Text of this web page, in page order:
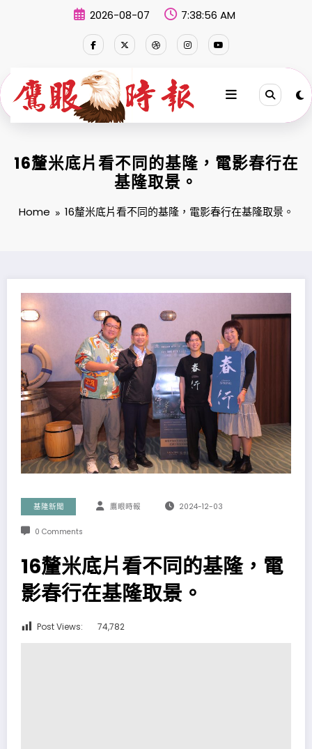
2026-08-07 7:38:56 AM
16釐米底片看不同的基隆，電影春行在
基隆取景。
Home 16釐米底片看不同的基隆，電影春行在基隆取景。
基隆新聞 鷹眼時報 2024-12-03
0 Comments
16釐米底片看不同的基隆，電
影春行在基隆取景。
Post Views: 74,782